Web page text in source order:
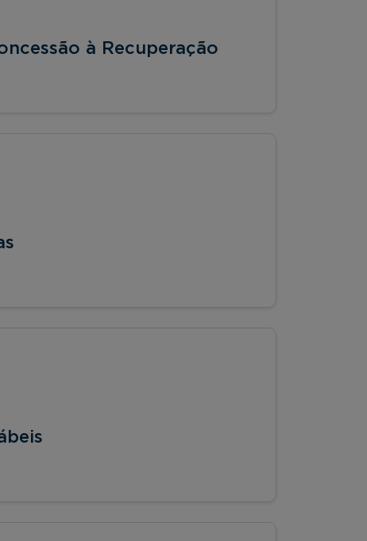
à Recuperação